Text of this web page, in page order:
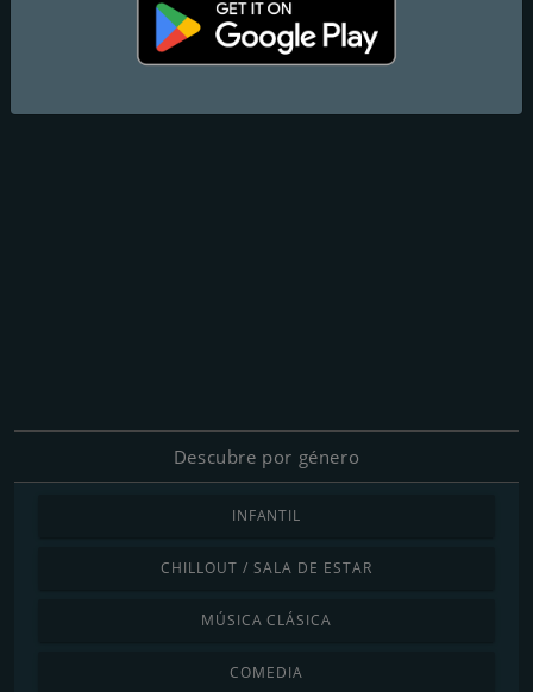
Descubre por género
INFANTIL
CHILLOUT / SALA DE ESTAR
MÚSICA CLÁSICA
COMEDIA